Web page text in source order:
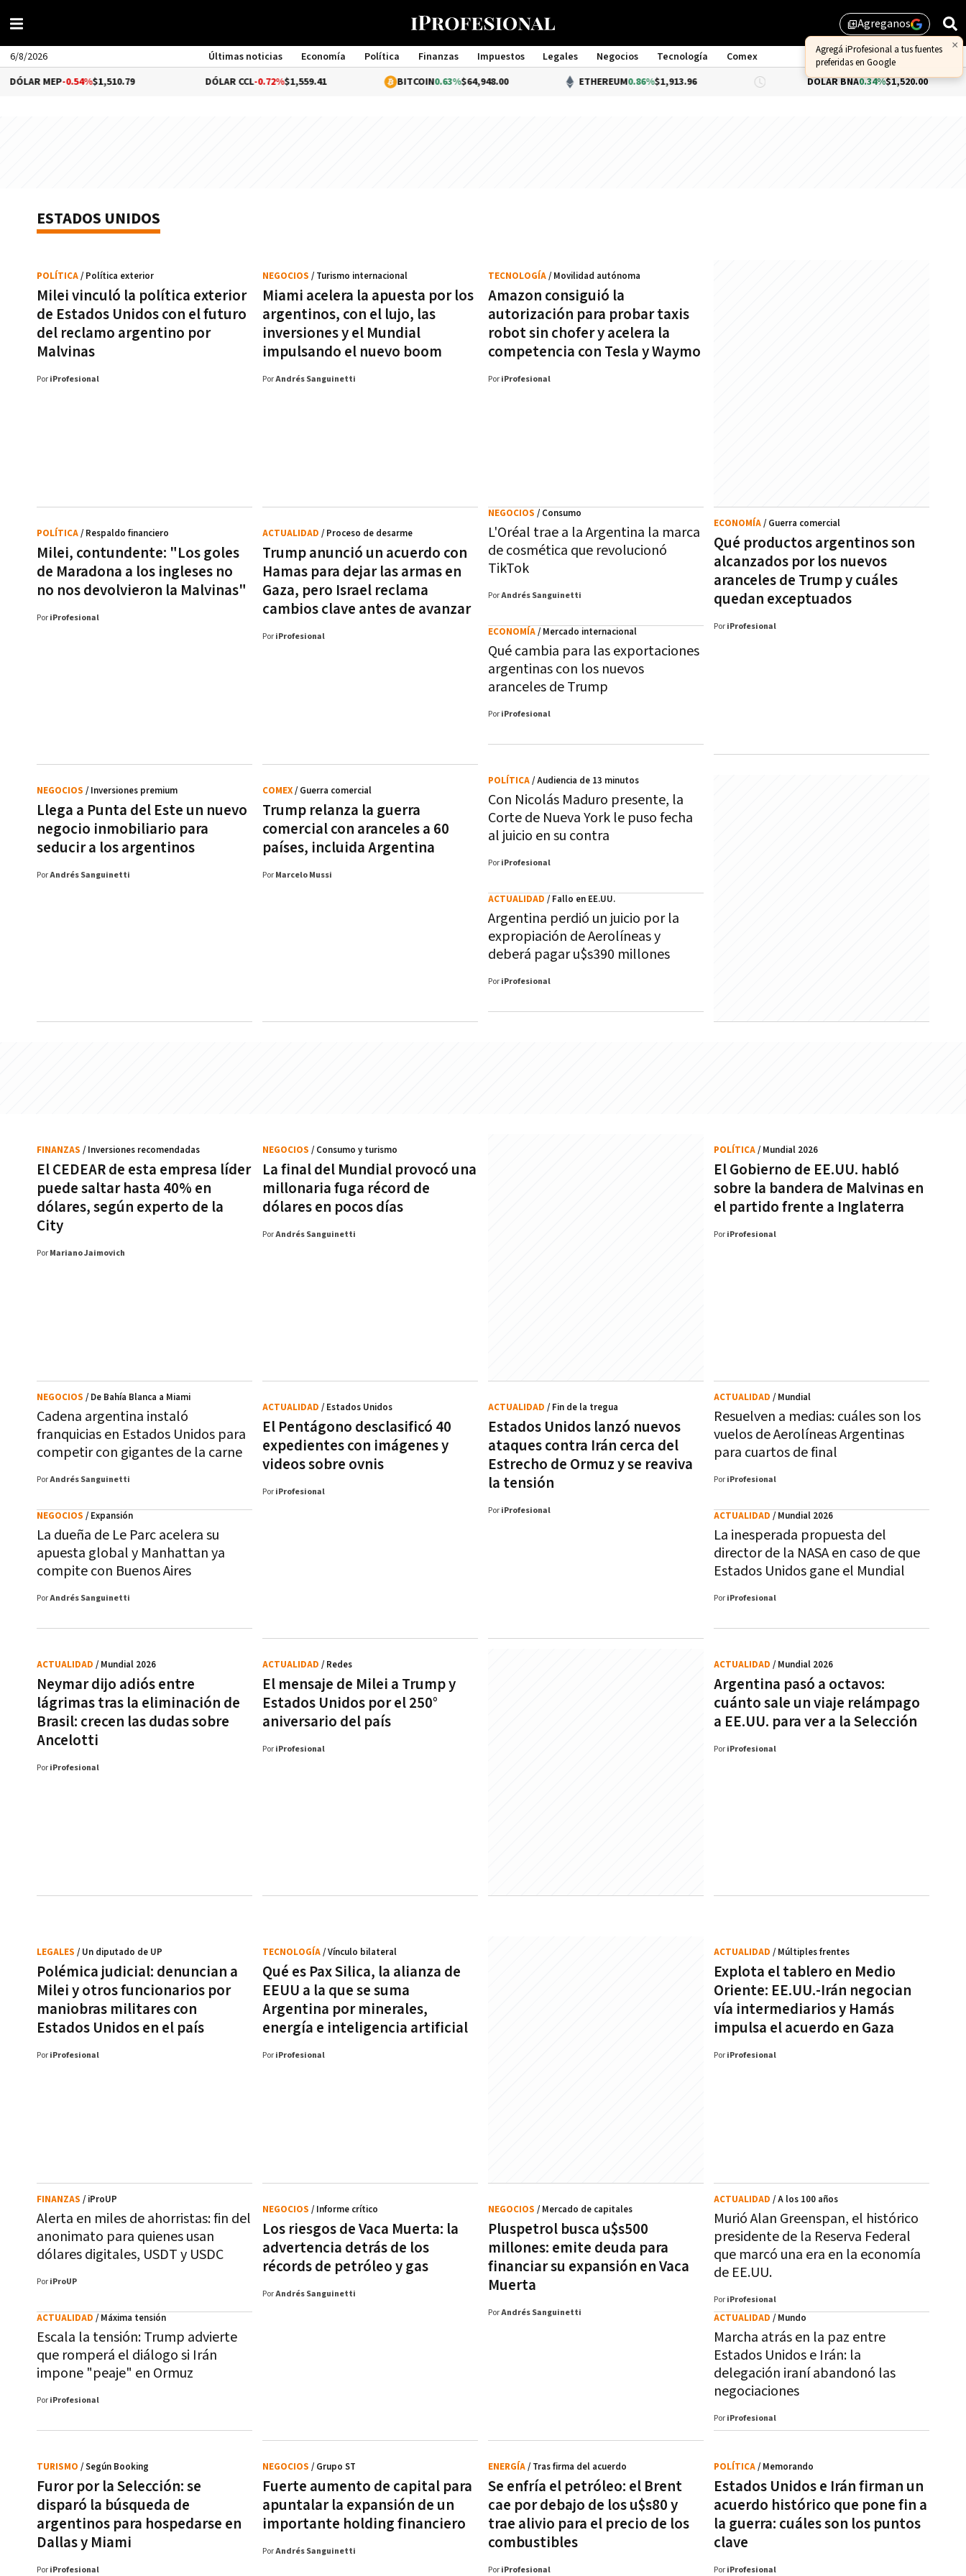
library_addAgreganos
×
Agregá iProfesional a tus fuentes
preferidas en Google
6/8/2026 Últimas noticias Economía Política Finanzas Impuestos Legales Negocios Tecnología
Comex
Management
MEP-0.54%$1,510.79 DÓLAR CCL-0.72%$1,559.41 BITCOIN0.63%$64,948.00 ETHEREUM0.86%$1,913.96 DÓLAR BNA0.34%$1,520.00
ESTADOS UNIDOS
Milei vinculó la política exterior
de Estados Unidos con el futuro
del reclamo argentino por
Malvinas
POLÍTICA/ Política exterior
Por iProfesional
Miami acelera la apuesta por los
argentinos, con el lujo, las
inversiones y el Mundial
impulsando el nuevo boom
NEGOCIOS / Turismo internacional
PorAndrés Sanguinetti
Milei, contundente: "Los goles
de Maradona a los ingleses no
no nos devolvieron la Malvinas"
POLÍTICA/ Respaldo financiero
Por iProfesional
Trump anunció un acuerdo con
Hamas para dejar las armas en
Gaza, pero Israel reclama
cambios clave antes de avanzar
ACTUALIDAD / Proceso de desarme
Por iProfesional
Amazon consiguió la
autorización para probar taxis
robot sin chofer y acelera la
competencia con Tesla y Waymo
TECNOLOGÍA/ Movilidad autónoma
Por iProfesional
L'Oréal trae a la Argentina la marca
de cosmética que revolucionó
TikTok
NEGOCIOS / Consumo
PorAndrés Sanguinetti
Qué cambia para las exportaciones
argentinas con los nuevos
aranceles de Trump
ECONOMÍA/ Mercado internacional
Por iProfesional
Qué productos argentinos son
alcanzados por los nuevos
aranceles de Trump y cuáles
quedan exceptuados
ECONOMÍA/ Guerra comercial
Por iProfesional
Llega a Punta del Este un nuevo
negocio inmobiliario para
seducir a los argentinos
NEGOCIOS / Inversiones premium
PorAndrés Sanguinetti
Trump relanza la guerra
comercial con aranceles a 60
países, incluida Argentina
COMEX/ Guerra comercial
Por Marcelo Mussi
Con Nicolás Maduro presente, la
Corte de Nueva York le puso fecha
al juicio en su contra
POLÍTICA/ Audiencia de 13 minutos
Por iProfesional
Argentina perdió un juicio por la
expropiación de Aerolíneas y
deberá pagar u$s390 millones
ACTUALIDAD / Fallo en EE.UU.
Por iProfesional
El CEDEAR de esta empresa líder
puede saltar hasta 40% en
dólares, según experto de la
City
FINANZAS / Inversiones recomendadas
Por Mariano Jaimovich
La final del Mundial provocó una
millonaria fuga récord de
dólares en pocos días
NEGOCIOS / Consumo y turismo
PorAndrés Sanguinetti
El Gobierno de EE.UU. habló
sobre la bandera de Malvinas en
el partido frente a Inglaterra
POLÍTICA/ Mundial 2026
Por iProfesional
Cadena argentina instaló
franquicias en Estados Unidos para
competir con gigantes de la carne
NEGOCIOS / De Bahía Blanca a Miami
PorAndrés Sanguinetti
La dueña de Le Parc acelera su
apuesta global y Manhattan ya
compite con Buenos Aires
NEGOCIOS / Expansión
PorAndrés Sanguinetti
El Pentágono desclasificó 40
expedientes con imágenes y
videos sobre ovnis
ACTUALIDAD / Estados Unidos
Por iProfesional
Estados Unidos lanzó nuevos
ataques contra Irán cerca del
Estrecho de Ormuz y se reaviva
la tensión
ACTUALIDAD / Fin de la tregua
Por iProfesional
Resuelven a medias: cuáles son los
vuelos de Aerolíneas Argentinas
para cuartos de final
ACTUALIDAD / Mundial
Por iProfesional
La inesperada propuesta del
director de la NASA en caso de que
Estados Unidos gane el Mundial
ACTUALIDAD / Mundial 2026
Por iProfesional
Neymar dijo adiós entre
lágrimas tras la eliminación de
Brasil: crecen las dudas sobre
Ancelotti
ACTUALIDAD / Mundial 2026
Por iProfesional
El mensaje de Milei a Trump y
Estados Unidos por el 250°
aniversario del país
ACTUALIDAD / Redes
Por iProfesional
Argentina pasó a octavos:
cuánto sale un viaje relámpago
a EE.UU. para ver a la Selección
ACTUALIDAD / Mundial 2026
Por iProfesional
Polémica judicial: denuncian a
Milei y otros funcionarios por
maniobras militares con
Estados Unidos en el país
LEGALES / Un diputado de UP
Por iProfesional
Qué es Pax Silica, la alianza de
EEUU a la que se suma
Argentina por minerales,
energía e inteligencia artificial
TECNOLOGÍA/ Vínculo bilateral
Por iProfesional
Explota el tablero en Medio
Oriente: EE.UU.-Irán negocian
vía intermediarios y Hamás
impulsa el acuerdo en Gaza
ACTUALIDAD / Múltiples frentes
Por iProfesional
Alerta en miles de ahorristas: fin del
anonimato para quienes usan
dólares digitales, USDT y USDC
FINANZAS / iProUP
Por iProUP
Escala la tensión: Trump advierte
que romperá el diálogo si Irán
impone "peaje" en Ormuz
ACTUALIDAD / Máxima tensión
Por iProfesional
Los riesgos de Vaca Muerta: la
advertencia detrás de los
récords de petróleo y gas
NEGOCIOS / Informe crítico
PorAndrés Sanguinetti
Pluspetrol busca u$s500
millones: emite deuda para
financiar su expansión en Vaca
Muerta
NEGOCIOS / Mercado de capitales
PorAndrés Sanguinetti
Murió Alan Greenspan, el histórico
presidente de la Reserva Federal
que marcó una era en la economía
de EE.UU.
ACTUALIDAD / A los 100 años
Por iProfesional
Marcha atrás en la paz entre
Estados Unidos e Irán: la
delegación iraní abandonó las
negociaciones
ACTUALIDAD / Mundo
Por iProfesional
Furor por la Selección: se
disparó la búsqueda de
argentinos para hospedarse en
Dallas y Miami
TURISMO / Según Booking
Por iProfesional
Fuerte aumento de capital para
apuntalar la expansión de un
importante holding financiero
NEGOCIOS / Grupo ST
PorAndrés Sanguinetti
Se enfría el petróleo: el Brent
cae por debajo de los u$s80 y
trae alivio para el precio de los
combustibles
ENERGÍA/ Tras firma del acuerdo
Por iProfesional
Estados Unidos e Irán firman un
acuerdo histórico que pone fin a
la guerra: cuáles son los puntos
clave
POLÍTICA/ Memorando
Por iProfesional